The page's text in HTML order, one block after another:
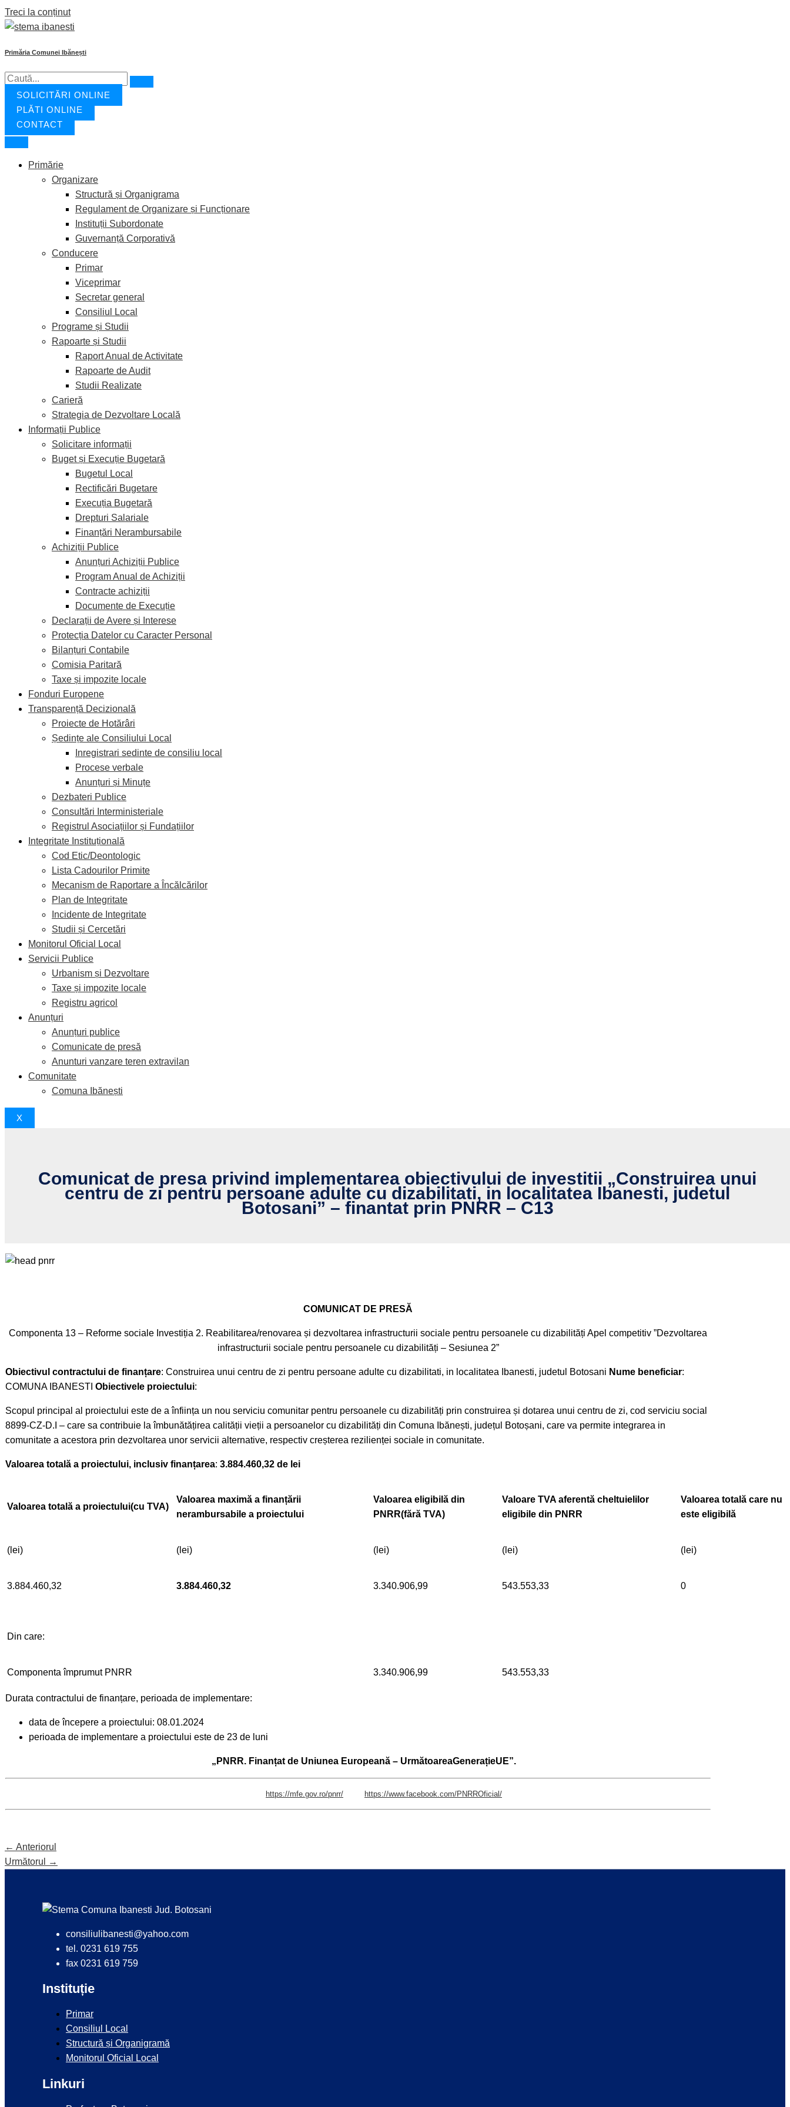
Treci la conținut
Primăria Comunei Ibănești
SOLICITĂRI ONLINE
PLĂȚI ONLINE
CONTACT
Primărie
Organizare
Structură și Organigrama
Regulament de Organizare și Funcționare
Instituții Subordonate
Guvernanță Corporativă
Conducere
Primar
Viceprimar
Secretar general
Consiliul Local
Programe și Studii
Rapoarte și Studii
Raport Anual de Activitate
Rapoarte de Audit
Studii Realizate
Carieră
Strategia de Dezvoltare Locală
Informații Publice
Solicitare informații
Buget și Execuție Bugetară
Bugetul Local
Rectificări Bugetare
Execuția Bugetară
Drepturi Salariale
Finanțări Nerambursabile
Achiziții Publice
Anunțuri Achiziții Publice
Program Anual de Achiziții
Contracte achiziții
Documente de Execuție
Declarații de Avere și Interese
Protecția Datelor cu Caracter Personal
Bilanțuri Contabile
Comisia Paritară
Taxe și impozite locale
Fonduri Europene
Transparență Decizională
Proiecte de Hotărâri
Ședințe ale Consiliului Local
Inregistrari sedinte de consiliu local
Procese verbale
Anunțuri și Minuțe
Dezbateri Publice
Consultări Interministeriale
Registrul Asociațiilor și Fundațiilor
Integritate Instituțională
Cod Etic/Deontologic
Lista Cadourilor Primite
Mecanism de Raportare a Încălcărilor
Plan de Integritate
Incidente de Integritate
Studii și Cercetări
Monitorul Oficial Local
Servicii Publice
Urbanism și Dezvoltare
Taxe și impozite locale
Registru agricol
Anunțuri
Anunțuri publice
Comunicate de presă
Anunturi vanzare teren extravilan
Comunitate
Comuna Ibănești
X
Comunicat de presa privind implementarea obiectivului de investitii „Construirea unui
centru de zi pentru persoane adulte cu dizabilitati, in localitatea Ibanesti, judetul
Botosani” – finantat prin PNRR – C13
COMUNICAT DE PRESĂ
Componenta 13 – Reforme sociale Investiția 2. Reabilitarea/renovarea și dezvoltarea infrastructurii sociale pentru persoanele cu dizabilități Apel competitiv ”Dezvoltarea
infrastructurii sociale pentru persoanele cu dizabilități – Sesiunea 2”
Obiectivul contractului de finanțare: Construirea unui centru de zi pentru persoane adulte cu dizabilitati, in localitatea Ibanesti, judetul Botosani Nume beneficiar:
COMUNA IBANESTI Obiectivele proiectului:
Scopul principal al proiectului este de a înființa un nou serviciu comunitar pentru persoanele cu dizabilități prin construirea și dotarea unui centru de zi, cod serviciu social
8899-CZ-D.I – care sa contribuie la îmbunătățirea calității vieții a persoanelor cu dizabilități din Comuna Ibănești, județul Botoșani, care va permite integrarea in
comunitate a acestora prin dezvoltarea unor servicii alternative, respectiv creșterea rezilienței sociale in comunitate.
Valoarea totală a proiectului, inclusiv finanțarea: 3.884.460,32 de lei
Valoarea totală a proiectului(cu TVA)
Valoarea maximă a finanțării
nerambursabile a proiectului
Valoarea eligibilă din
PNRR(fără TVA)
Valoare TVA aferentă cheltuielilor
eligibile din PNRR
Valoarea totală care nu
este eligibilă
(lei) (lei) (lei) (lei) (lei)
3.884.460,32 3.884.460,32 3.340.906,99 543.553,33 0
Din care:
Componenta împrumut PNRR 3.340.906,99 543.553,33
Durata contractului de finanțare, perioada de implementare:
data de începere a proiectului: 08.01.2024
perioada de implementare a proiectului este de 23 de luni
„PNRR. Finanțat de Uniunea Europeană – UrmătoareaGenerațieUE”.
https://mfe.gov.ro/pnrr/ https://www.facebook.com/PNRROficial/
← Anteriorul
Următorul
→
consiliulibanesti@yahoo.com
tel. 0231 619 755
fax 0231 619 759
Instituție
Primar
Consiliul Local
Structură și Organigramă
Monitorul Oficial Local
Linkuri